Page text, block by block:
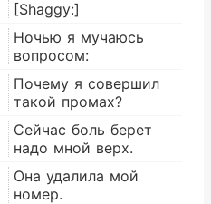
[Shaggy:]
Ночью я мучаюсь
вопросом:
Почему я совершил
такой промах?
Сейчас боль берет
надо мной верх.
Она удалила мой
номер.